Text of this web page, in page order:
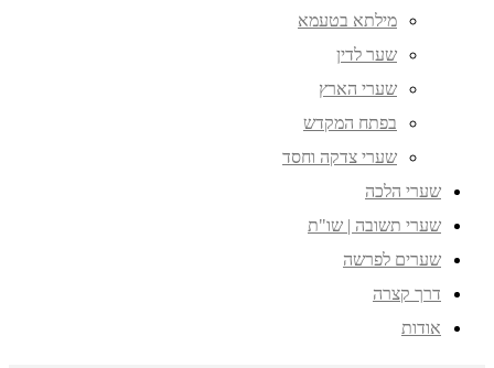
מילתא בטעמא
שער לדין
שערי הארץ
בפתח המקדש
שערי צדקה וחסד
שערי הלכה
שערי תשובה | שו"ת
שערים לפרשה
דרך קצרה
אודות